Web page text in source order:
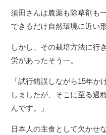
須田さんは農薬も除草剤も
できるだけ自然環境に近い
しかし、その栽培方法に行
労があったそう―。
「試行錯誤しながら15年
しましたが、そこに至る過
んです。」
日本人の主食として欠かせ